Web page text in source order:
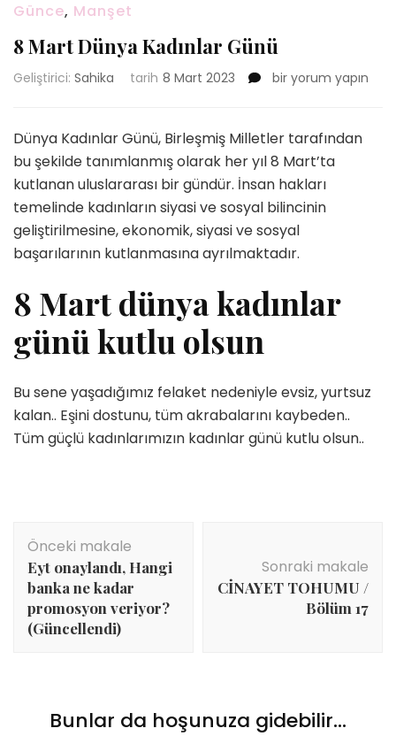
Günce, Manşet
8 Mart Dünya Kadınlar Günü
Geliştirici: Sahika tarih 8 Mart 2023
8
Kadınlar
Günü
için
bir yorum yapın
Dünya Kadınlar Günü, Birleşmiş Milletler tarafından
bu şekilde tanımlanmış olarak her yıl 8 Mart’ta
kutlanan uluslararası bir gündür. İnsan hakları
temelinde kadınların siyasi ve sosyal bilincinin
geliştirilmesine, ekonomik, siyasi ve sosyal
başarılarının kutlanmasına ayrılmaktadır.
8 Mart dünya kadınlar
günü kutlu olsun
Bu sene yaşadığımız felaket nedeniyle evsiz, yurtsuz
kalan.. Eşini dostunu, tüm akrabalarını kaybeden..
Tüm güçlü kadınlarımızın kadınlar günü kutlu olsun..
Yazı
dolaşımı
Önceki makale
Eyt onaylandı, Hangi
banka ne kadar
promosyon veriyor?
(Güncellendi)
Sonraki makale
CİNAYET TOHUMU /
Bölüm 17
Bunlar da hoşunuza gidebilir...